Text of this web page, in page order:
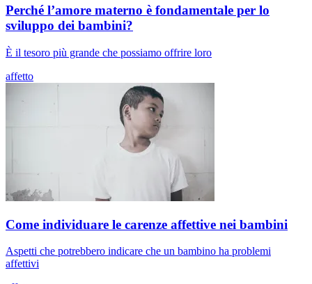
Perché l’amore materno è fondamentale per lo
sviluppo dei bambini?
È il tesoro più grande che possiamo offrire loro
affetto
Come individuare le carenze affettive nei bambini
Aspetti che potrebbero indicare che un bambino ha problemi
affettivi